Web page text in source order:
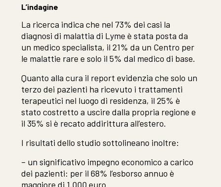
L’indagine
La ricerca indica che nel 73% dei casi la
diagnosi di malattia di Lyme è stata posta da
un medico specialista, il 21% da un Centro per
le malattie rare e solo il 5% dal medico di base.
Quanto alla cura il report evidenzia che solo un
terzo dei pazienti ha ricevuto i trattamenti
terapeutici nel luogo di residenza, il 25% è
stato costretto a uscire dalla propria regione e
il 35% si è recato addirittura all’estero.
I risultati dello studio sottolineano inoltre:
– un significativo impegno economico a carico
dei pazienti: per il 68% l’esborso annuo è
maggiore di 1.000 euro